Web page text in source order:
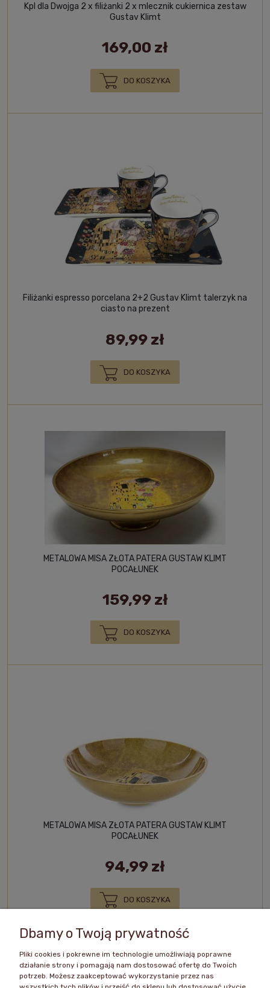
Kpl dla Dwojga 2 x filiżanki 2 x mlecznik cukiernica zestaw
Gustav Klimt
169,00 zł
DO KOSZYKA
Filiżanki espresso porcelana 2+2 Gustav Klimt talerzyk na
ciasto na prezent
89,99 zł
DO KOSZYKA
METALOWA MISA ZŁOTA PATERA GUSTAW KLIMT
POCAŁUNEK
159,99 zł
DO KOSZYKA
METALOWA MISA ZŁOTA PATERA GUSTAW KLIMT
POCAŁUNEK
94,99 zł
DO KOSZYKA
« 1 2 3 4 »
Dbamy o Twoją prywatność
Pliki cookies i pokrewne im technologie umożliwiają poprawne
działanie strony i pomagają nam dostosować ofertę do Twoich
potrzeb. Możesz zaakceptować wykorzystanie przez nas